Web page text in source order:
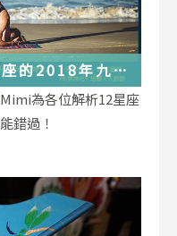
的2018年九月
為各位解析12星座
錯過！